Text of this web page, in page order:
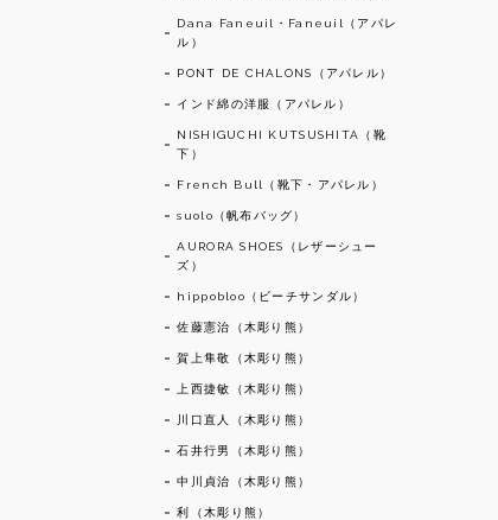
Dana Faneuil・Faneuil（アパレ
ル）
PONT DE CHALONS（アパレル）
インド綿の洋服（アパレル）
NISHIGUCHI KUTSUSHITA（靴
下）
French Bull（靴下・アパレル）
suolo（帆布バッグ）
AURORA SHOES（レザーシュー
ズ）
hippobloo（ビーチサンダル）
佐藤憲治（木彫り熊）
賀上隼敬（木彫り熊）
上西捷敏（木彫り熊）
川口直人（木彫り熊）
石井行男（木彫り熊）
中川貞治（木彫り熊）
利（木彫り熊）